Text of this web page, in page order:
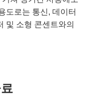
도로는 통신, 데이터
및 소형 콘센트와의